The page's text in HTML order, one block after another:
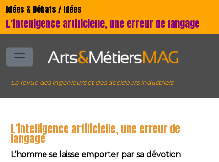
Idées & Débats / Idées
L’intelligence artificielle, une erreur de langage
La revue des ingénieurs et des décideurs industriels
L’intelligence artificielle, une erreur de
langage
L’homme se laisse emporter par sa dévotion